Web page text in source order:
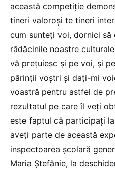
această competiție
tineri valoroși te tineri
cum sunteți voi, dornici
rădăcinile noastre
vă prețuiesc și pe voi, și
părinții voștri și dați-mi
voastră pentru astfel de
rezultatul pe care îl veți
este faptul că participați
aveți parte de această
inspectoarea școlară
Maria Ștefănie, la